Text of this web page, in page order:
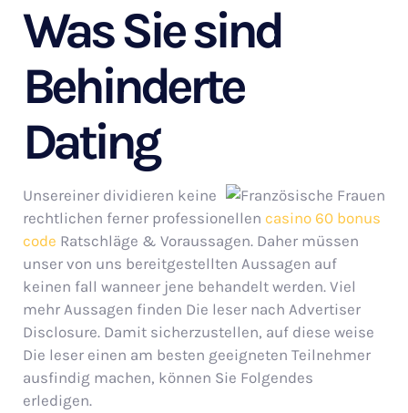
Was Sie sind
Behinderte
Dating
Unsereiner dividieren keine
rechtlichen ferner professionellen casino 60 bonus
code Ratschläge & Voraussagen. Daher müssen
unser von uns bereitgestellten Aussagen auf
keinen fall wanneer jene behandelt werden. Viel
mehr Aussagen finden Die leser nach Advertiser
Disclosure. Damit sicherzustellen, auf diese weise
Die leser einen am besten geeigneten Teilnehmer
ausfindig machen, können Sie Folgendes
erledigen.